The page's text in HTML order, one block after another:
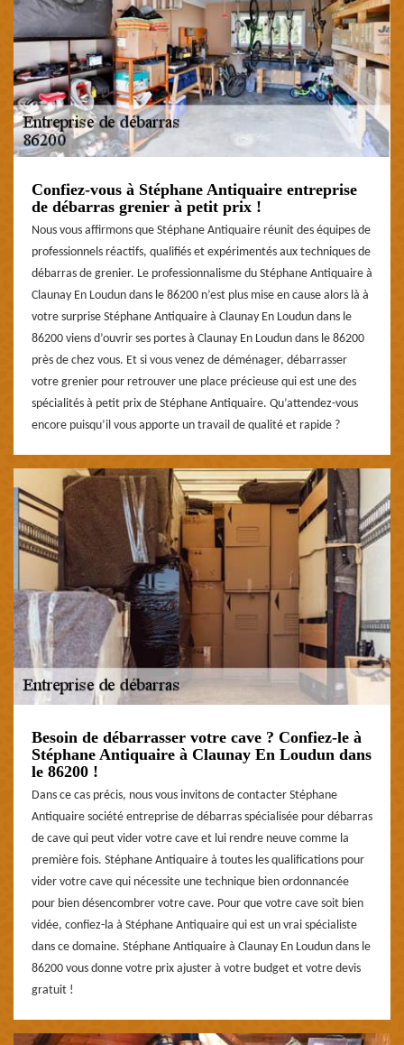
Confiez-vous à Stéphane Antiquaire entreprise
de débarras grenier à petit prix !
Nous vous affirmons que Stéphane Antiquaire réunit des équipes de
professionnels réactifs, qualifiés et expérimentés aux techniques de
débarras de grenier. Le professionnalisme du Stéphane Antiquaire à
Claunay En Loudun dans le 86200 n’est plus mise en cause alors là à
votre surprise Stéphane Antiquaire à Claunay En Loudun dans le
86200 viens d’ouvrir ses portes à Claunay En Loudun dans le 86200
près de chez vous. Et si vous venez de déménager, débarrasser
votre grenier pour retrouver une place précieuse qui est une des
spécialités à petit prix de Stéphane Antiquaire. Qu’attendez-vous
encore puisqu’il vous apporte un travail de qualité et rapide ?
Besoin de débarrasser votre cave ? Confiez-le à
Stéphane Antiquaire à Claunay En Loudun dans
le 86200 !
Dans ce cas précis, nous vous invitons de contacter Stéphane
Antiquaire société entreprise de débarras spécialisée pour débarras
de cave qui peut vider votre cave et lui rendre neuve comme la
première fois. Stéphane Antiquaire à toutes les qualifications pour
vider votre cave qui nécessite une technique bien ordonnancée
pour bien désencombrer votre cave. Pour que votre cave soit bien
vidée, confiez-la à Stéphane Antiquaire qui est un vrai spécialiste
dans ce domaine. Stéphane Antiquaire à Claunay En Loudun dans le
86200 vous donne votre prix ajuster à votre budget et votre devis
gratuit !